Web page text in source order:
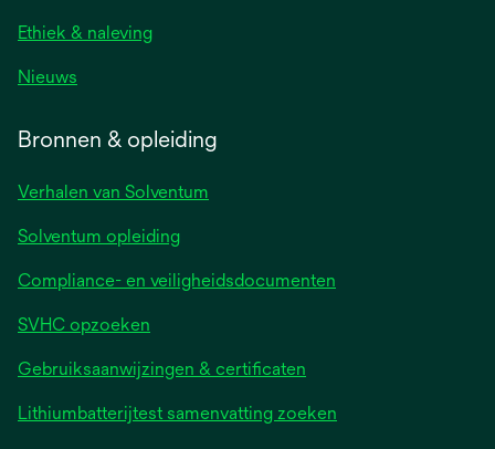
Ethiek & naleving
Nieuws
Bronnen & opleiding
Verhalen van Solventum
Solventum opleiding
Compliance- en veiligheidsdocumenten
SVHC opzoeken
Gebruiksaanwijzingen & certificaten
Lithiumbatterijtest samenvatting zoeken